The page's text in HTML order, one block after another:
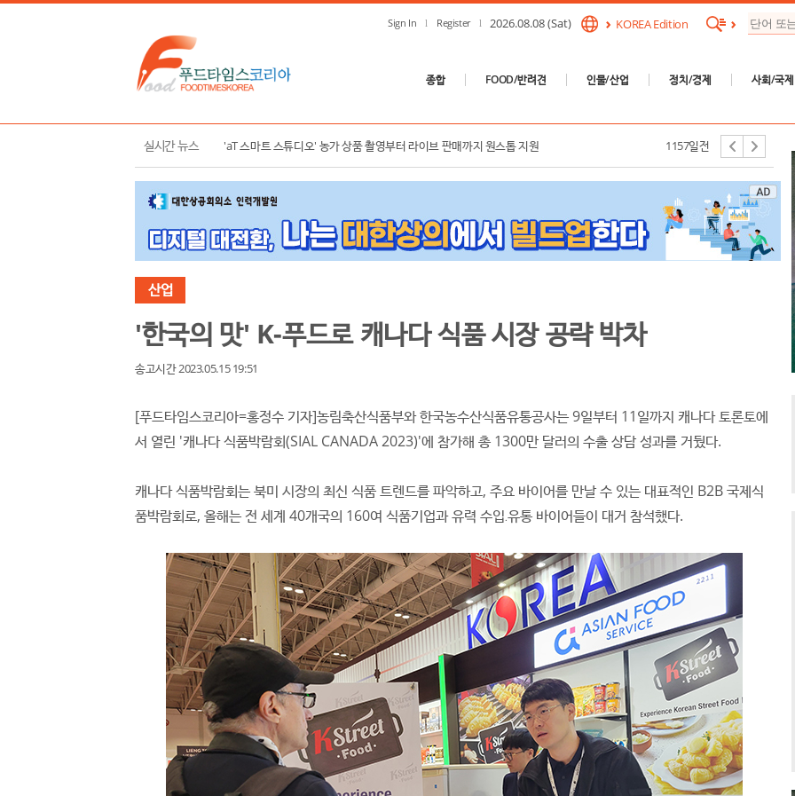
Sign In Register 2026.08.08 (Sat) KOREA Edition
종합 FOOD/반려견 인물/산업 정치/경제 사회/국제
실시간 뉴스
한국농수산식품유통공사, K-푸드 수출 확대 및 K-컬처 확산 협력방안 논의
'aT 스마트 스튜디오' 농가 상품 촬영부터 라이브 판매까지 원스톱 지원 1157일전
산업
'한국의 맛' K-푸드로 캐나다 식품 시장 공략 박차
송고시간 2023.05.15 19:51
[푸드타임스코리아=홍정수 기자]농림축산식품부와 한국농수산식품유통공사는 9일부터 11일까지 캐나다 토론토에
서 열린 '캐나다 식품박람회(SIAL CANADA 2023)'에 참가해 총 1300만 달러의 수출 상담 성과를 거뒀다.
캐나다 식품박람회는 북미 시장의 최신 식품 트렌드를 파악하고, 주요 바이어를 만날 수 있는 대표적인 B2B 국제식
품박람회로, 올해는 전 세계 40개국의 160여 식품기업과 유력 수입․유통 바이어들이 대거 참석했다.